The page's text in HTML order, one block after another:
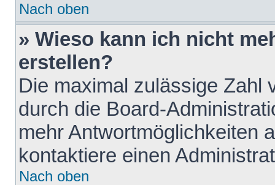
Nach oben
» Wieso kann ich nicht
erstellen?
Die maximal zulässige Zahl
durch die Board-
mehr Antwortmöglichkeiten
kontaktiere einen
Nach oben